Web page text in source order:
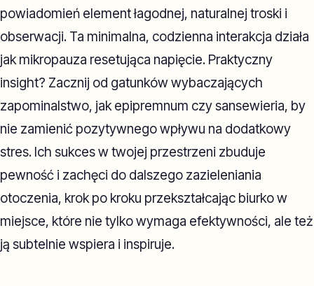
powiadomień element łagodnej, naturalnej troski i
obserwacji. Ta minimalna, codzienna interakcja działa
jak mikropauza resetująca napięcie. Praktyczny
insight? Zacznij od gatunków wybaczających
zapominalstwo, jak epipremnum czy sansewieria, by
nie zamienić pozytywnego wpływu na dodatkowy
stres. Ich sukces w twojej przestrzeni zbuduje
pewność i zachęci do dalszego zazieleniania
otoczenia, krok po kroku przekształcając biurko w
miejsce, które nie tylko wymaga efektywności, ale też
ją subtelnie wspiera i inspiruje.